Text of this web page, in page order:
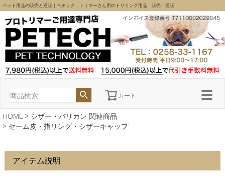
ペット用品の販売と通販｜ペテック・トリマーさん用のトリミング用品 販売・通販
カート
HOME
シザー・バリカン 関連商品
セーム皮・指リング・シザーキャップ
アイテム説明